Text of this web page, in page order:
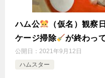
ハム公 （仮名）観察
ケージ掃除
が終わっ
公開日： 2021年9月12日
ハムスター